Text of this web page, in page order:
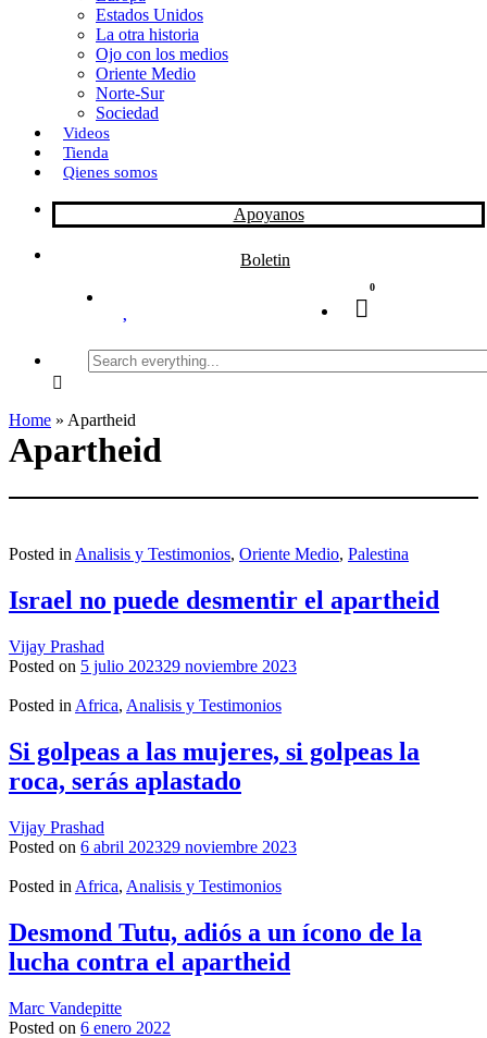
Estados Unidos
La otra historia
Ojo con los medios
Oriente Medio
Norte-Sur
Sociedad
Videos
Tienda
Qienes somos
Apoyanos
Boletin
0
Search
everything...
Home » Apartheid
Apartheid
Posted in Analisis y Testimonios, Oriente Medio, Palestina
Israel no puede desmentir el apartheid
Vijay Prashad
Posted on 5 julio 202329 noviembre 2023
Posted in Africa, Analisis y Testimonios
Si golpeas a las mujeres, si golpeas la
roca, serás aplastado
Vijay Prashad
Posted on 6 abril 202329 noviembre 2023
Posted in Africa, Analisis y Testimonios
Desmond Tutu, adiós a un ícono de la
lucha contra el apartheid
Marc Vandepitte
Posted on 6 enero 2022